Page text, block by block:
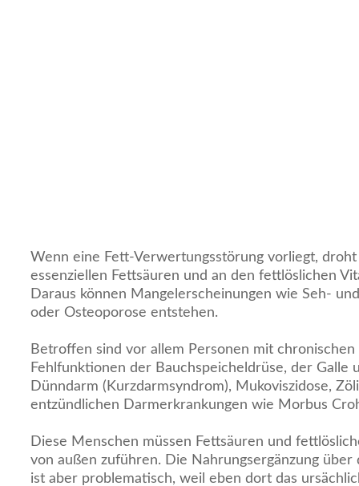
Wenn eine Fett-Verwertungsstörung vorliegt,
essenziellen Fettsäuren und an den fettlöslichen
Daraus können Mangelerscheinungen wie Seh-
oder Osteoporose entstehen.
Betroffen sind vor allem Personen mit
Fehlfunktionen der Bauchspeicheldrüse, der Galle
Dünndarm (Kurzdarmsyndrom), Mukoviszidose,
entzündlichen Darmerkrankungen wie Morbus
Diese Menschen müssen Fettsäuren und
von außen zuführen. Die Nahrungsergänzung
ist aber problematisch, weil eben dort das